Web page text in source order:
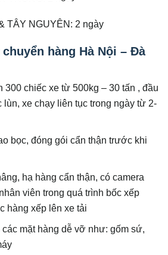
TÂY NGUYÊN: 2 ngày
hàng Hà Nội – Đà
300 chiếc xe từ 500kg – 30 tấn , đầu
lùn, xe chạy liên tục trong ngày từ 2-
bọc, đóng gói cẩn thận trước khi
hạ hàng cẩn thận, có camera
viên trong quá trình bốc xếp
hàng xếp lên xe tải
mặt hàng dễ vỡ như: gốm sứ,